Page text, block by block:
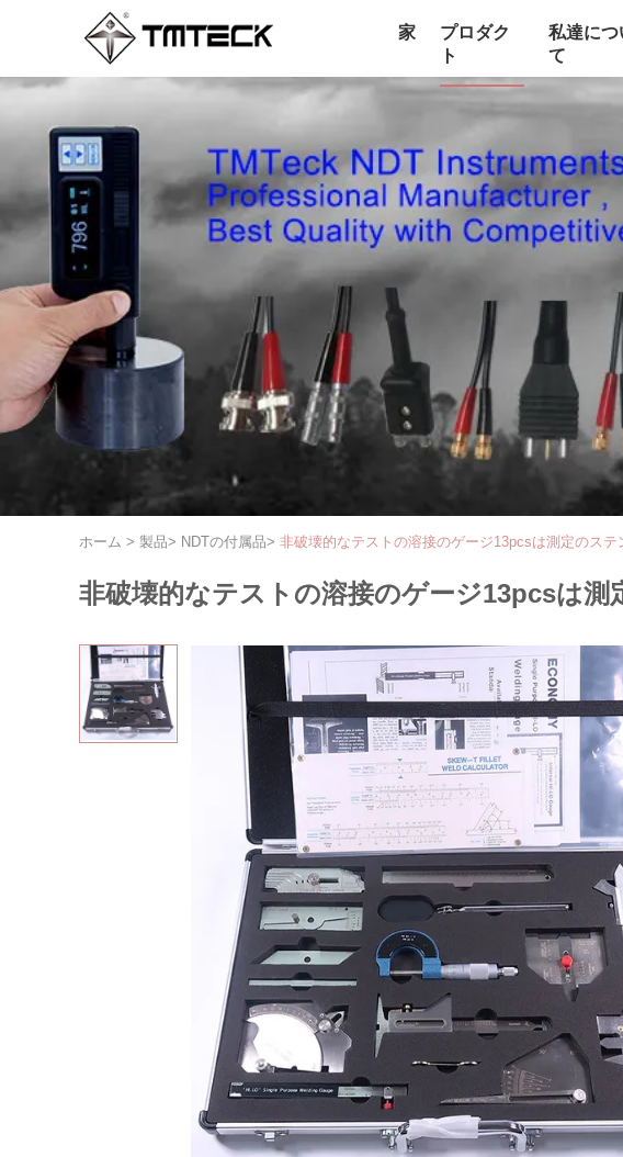
家
プロダク
ト
私達につ
て
ホーム > 製品> NDTの付属品> 非破壊的なテストの溶接のゲージ13pcsは測定のステ
非破壊的なテストの溶接のゲージ13pcsは測